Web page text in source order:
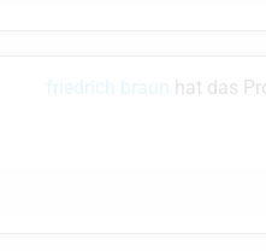
friedrich braun hat das